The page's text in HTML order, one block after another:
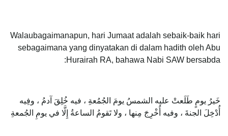
Walaubagaimanapun, hari Jumaat adalah sebaik-baik hari
sebagaimana yang dinyatakan di dalam hadith oleh Abu
Hurairah RA, bahawa Nabi SAW bersabda:
خَيرُ يومٍ طَلَعتْ عليه الشمسُ يومَ الجُمُعةِ ، فيه خُلِقَ آدمُ ، وفِيه
أُدْخِلَ الجنةَ ، وفيه أُخْرِجَ مِنها ، ولا تَقومُ الساعةُ إِلَّا في يومِ الجُمعةِ